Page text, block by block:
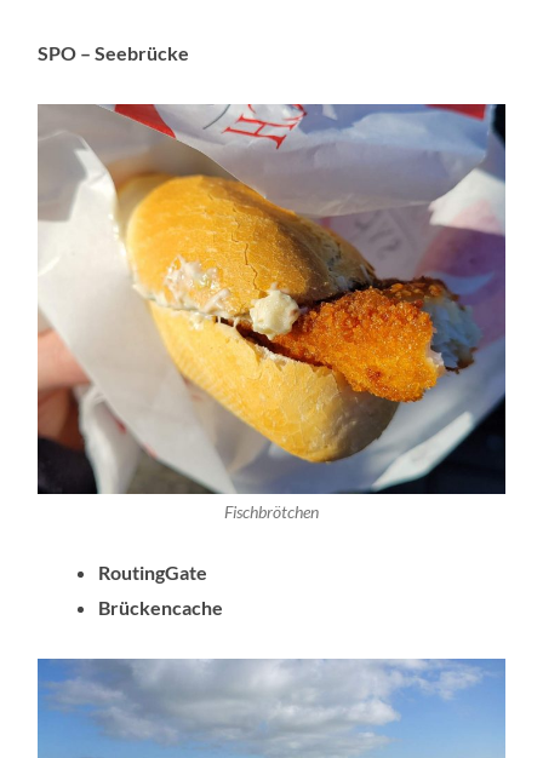
SPO – Seebrücke
Fischbrötchen
RoutingGate
Brückencache